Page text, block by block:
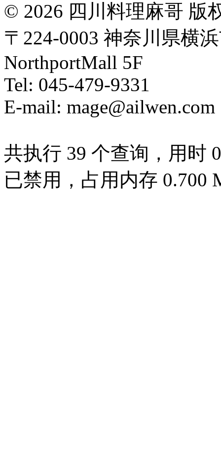
© 2026 四川料理麻哥 版
〒224-0003 神奈川県横
NorthportMall 5F
Tel: 045-479-9331
E-mail: mage@ailwen.com
共执行 39 个查询，用时
已禁用，占用内存 0.700